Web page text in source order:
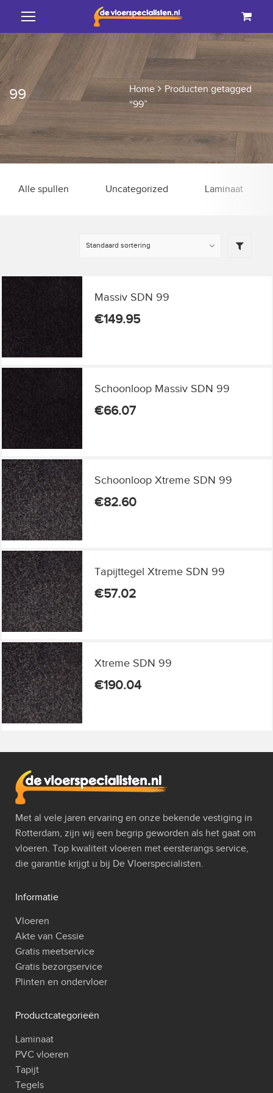
99 Home
Producten getagged
“99”
Alle spullen Uncategorized Laminaat
Massiv SDN 99
€149.95
Schoonloop Massiv SDN 99
€66.07
Schoonloop Xtreme SDN 99
€82.60
Tapijttegel Xtreme SDN 99
€57.02
Xtreme SDN 99
€190.04
Met al vele jaren ervaring en onze bekende vestiging in
Rotterdam, zijn wij een begrip geworden als het gaat om
vloeren. Top kwaliteit vloeren met eersterangs service,
die garantie krijgt u bij De Vloerspecialisten.
Informatie
Vloeren
Akte van Cessie
Gratis meetservice
Gratis bezorgservice
Plinten en ondervloer
Productcategorieën
Laminaat
PVC vloeren
Tapijt
Tegels